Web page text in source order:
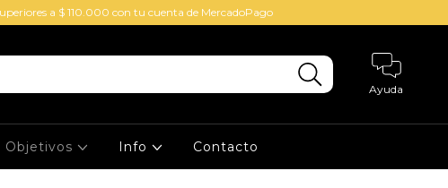
a $ 110.000 con tu cuenta de MercadoPago
Ayuda
Objetivos Info Contacto